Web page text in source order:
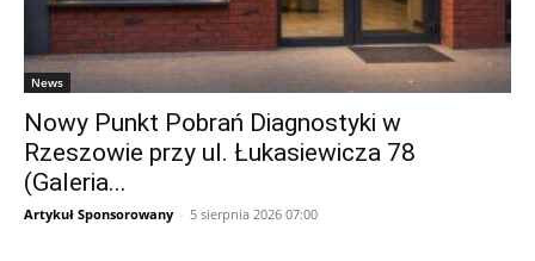
News
Nowy Punkt Pobrań Diagnostyki w
Rzeszowie przy ul. Łukasiewicza 78
(Galeria...
Artykuł Sponsorowany - 5 sierpnia 2026 07:00